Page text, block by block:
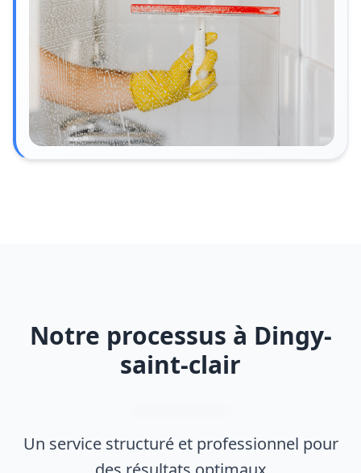
Notre processus à Dingy-
saint-clair
Un service structuré et professionnel pour